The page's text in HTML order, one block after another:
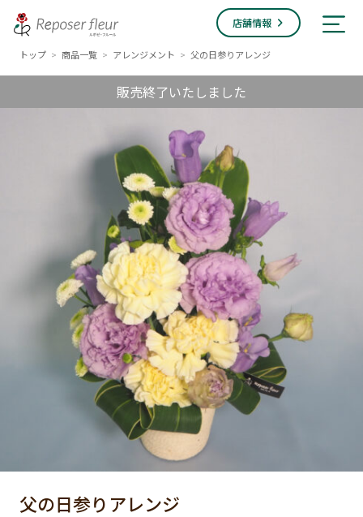
店舗情報
トップ > 商品一覧 > アレンジメント > 父の日参りアレンジ
販売終了いたしました
父の日参りアレンジ